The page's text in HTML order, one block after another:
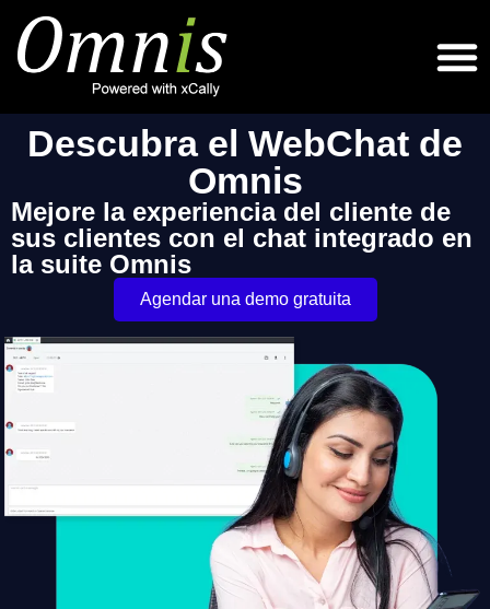
Descubra el WebChat de
Omnis
Mejore la experiencia del cliente de
sus clientes con el chat integrado en
la suite Omnis
Agendar una demo gratuita